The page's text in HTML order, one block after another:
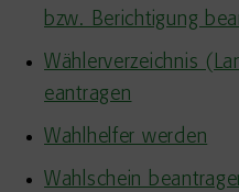
bzw. Berichtigung
Wählerverzeichnis
eantragen
Wahlhelfer werden
Wahlschein